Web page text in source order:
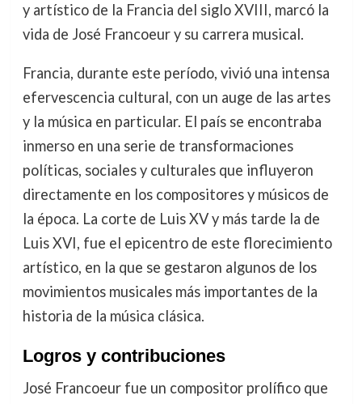
y artístico de la Francia del siglo XVIII, marcó la
vida de José Francoeur y su carrera musical.
Francia, durante este período, vivió una intensa
efervescencia cultural, con un auge de las artes
y la música en particular. El país se encontraba
inmerso en una serie de transformaciones
políticas, sociales y culturales que influyeron
directamente en los compositores y músicos de
la época. La corte de Luis XV y más tarde la de
Luis XVI, fue el epicentro de este florecimiento
artístico, en la que se gestaron algunos de los
movimientos musicales más importantes de la
historia de la música clásica.
Logros y contribuciones
José Francoeur fue un compositor prolífico que